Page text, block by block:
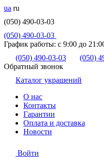
ua ru
(050) 490-03-03
(050) 490-03-03
График работы: с 9:00 до
(050) 490-03-03
(050)
Обратный звонок
Каталог украшений
О нас
Контакты
Гарантии
Оплата и доставка
Новости
Войти